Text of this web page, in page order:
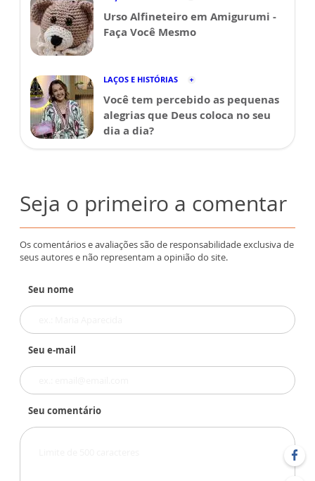
Urso Alfineteiro em Amigurumi -
Faça Você Mesmo
LAÇOS E HISTÓRIAS
Você tem percebido as pequenas
alegrias que Deus coloca no seu
dia a dia?
Seja o primeiro a comentar
Os comentários e avaliações são de responsabilidade exclusiva de
seus autores e não representam a opinião do site.
Seu nome
Seu e-mail
Seu comentário